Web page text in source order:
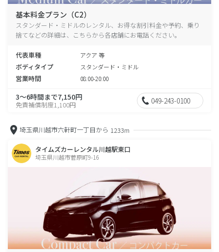
基本料金プラン（C2）
スタンダード・ミドルのレンタル、お得な割引料金や予約、乗り
捨てなどの詳細は、こちらから各店舗にお電話ください。
代表車種 アクア 等
ボディタイプ スタンダード・ミドル
営業時間 08:00-20:00
3～6時間まで7,150円
免責補償制度1,100円 049-243-0100
埼玉県川越市六軒町一丁目から 1233m
タイムズカーレンタル川越駅東口
埼玉県川越市菅原町9-16